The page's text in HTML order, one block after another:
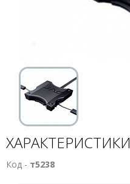
ХАРАКТЕРИСТИКИ
Код - т5238